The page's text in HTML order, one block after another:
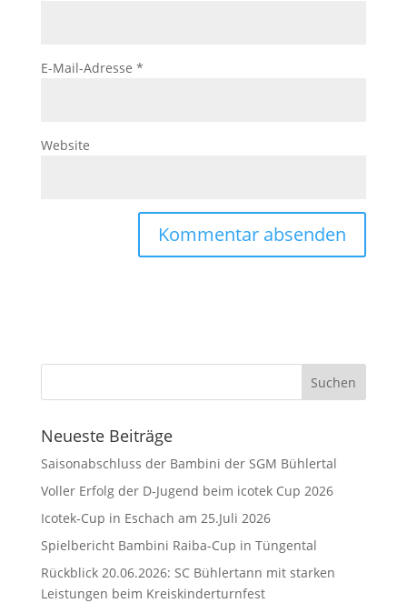
E-Mail-Adresse *
Website
Neueste Beiträge
Saisonabschluss der Bambini der SGM Bühlertal
Voller Erfolg der D-Jugend beim icotek Cup 2026
Icotek-Cup in Eschach am 25.Juli 2026
Spielbericht Bambini Raiba-Cup in Tüngental
Rückblick 20.06.2026: SC Bühlertann mit starken
Leistungen beim Kreiskinderturnfest